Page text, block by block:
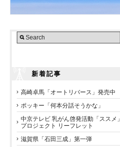
新着記事
高崎卓馬「オートリバース」発売中
ポッキー「何本分話そうかな」
中京テレビ 乳がん啓発活動「ススメ」
プロジェクト リーフレット
滋賀県「石田三成」第一弾